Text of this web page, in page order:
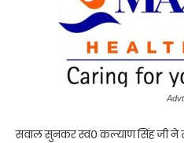
Advt.
सवाल सुनकर स्व० कल्याण सिंह जी